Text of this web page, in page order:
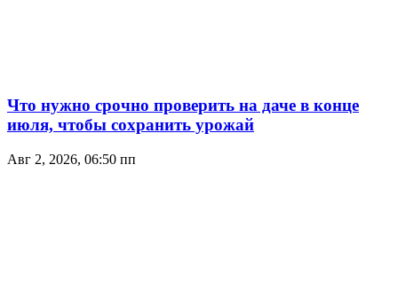
Что нужно срочно проверить на даче в конце
июля, чтобы сохранить урожай
Авг 2, 2026, 06:50 пп